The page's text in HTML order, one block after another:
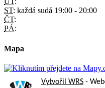
ST: každá sudá 19:00 - 20:00
ČT:
PÁ:
Mapa
Vytvořil WRS -